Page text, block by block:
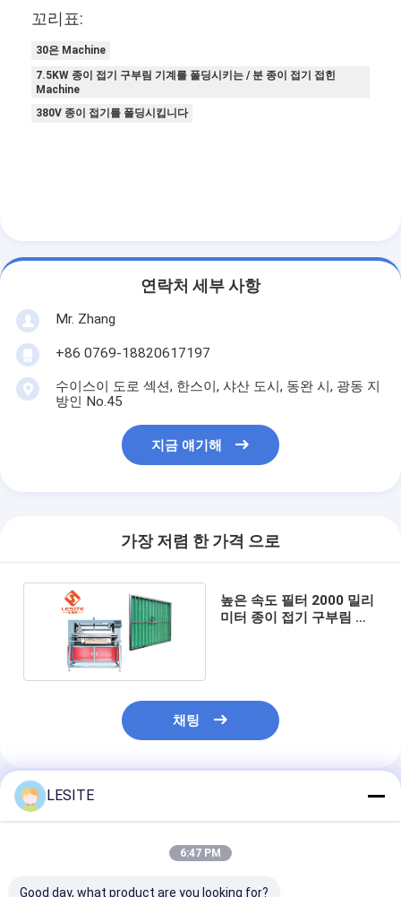
제품
비디오
우리 에 관한 것
공기 정화 필터 성형기
공기 정화 필터 제조기
포켓 필터 성형기
세미 자동리벳기계
프레임 용접공
에어콘 헤파필터
공기 정화기 여과기
알루미늄 백 필터
먼지 주머니 여과기
초음파 바느질 기계
공기 필터 프레임 만드는 기계
꼬리표:
30은 Machine
7.5KW 종이 접기 구부림 기계를 폴딩시키는 / 분 종이 접기 접힌
Machine
380V 종이 접기를 폴딩시킵니다
연락처 세부 사항
Mr. Zhang
+86 0769-18820617197
수이스이 도로 섹션, 한스이, 샤산 도시, 동완 시, 광동 지
방인 No.45
지금 얘기해
가장 저렴 한 가격 으로
높은 속도 필터 2000 밀리
미터 종이 접기 구부림 기
채팅
추천된 제품
LESITE
6:47 PM
Good day, what product are you looking for?